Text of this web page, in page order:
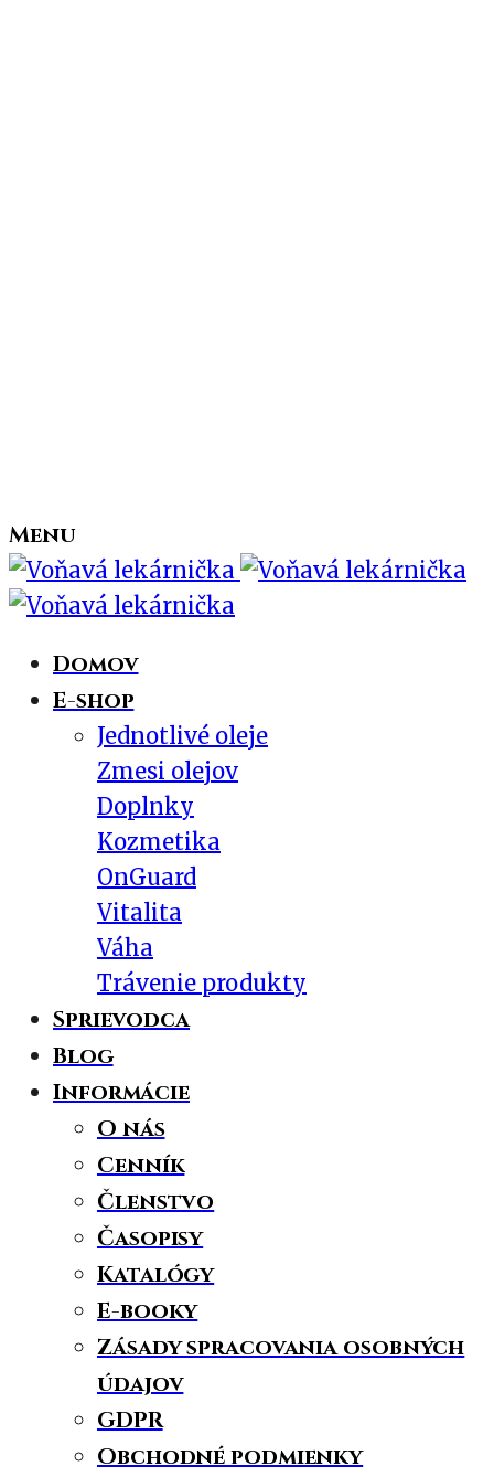
Menu
Domov
E-shop
Jednotlivé oleje
Zmesi olejov
Doplnky
Kozmetika
OnGuard
Vitalita
Váha
Trávenie produkty
Sprievodca
Blog
Informácie
O nás
Cenník
Členstvo
Časopisy
Katalógy
E-booky
Zásady spracovania osobných
údajov
GDPR
Obchodné podmienky